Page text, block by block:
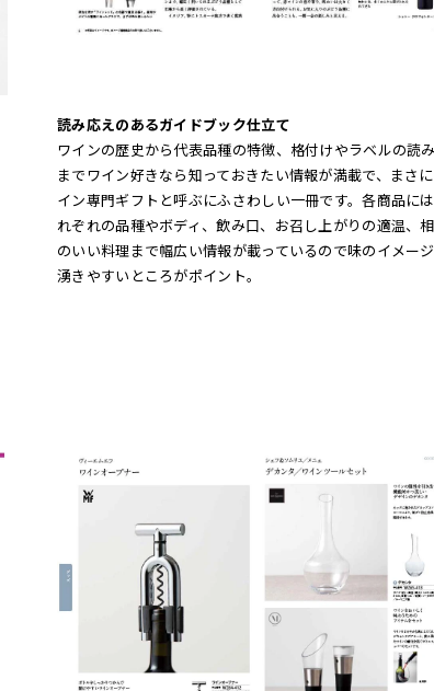
読み応えのあるガイドブック仕立て
ワインの歴史から代表品種の特徴、格付けやラベルの読
までワイン好きなら知っておきたい情報が満載で、まさ
イン専門ギフトと呼ぶにふさわしい一冊です。各商品に
れぞれの品種やボディ、飲み口、お召し上がりの適温、
のいい料理まで幅広い情報が載っているので味のイメー
湧きやすいところがポイント。